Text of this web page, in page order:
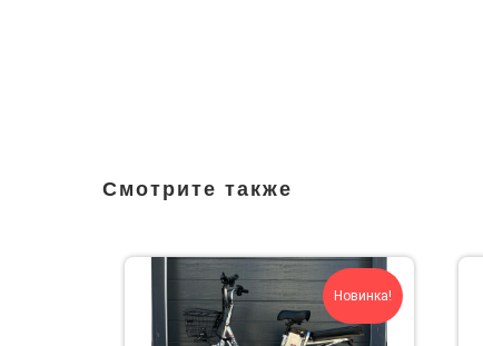
Смотрите также
Новинка!